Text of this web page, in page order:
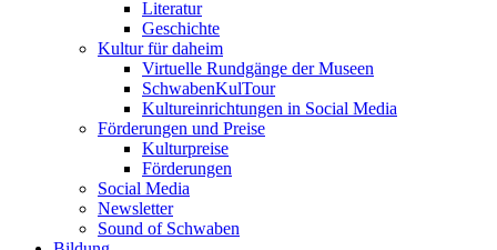
Literatur
Geschichte
Kultur für daheim
Virtuelle Rundgänge der Museen
SchwabenKulTour
Kultureinrichtungen in Social Media
Förderungen und Preise
Kulturpreise
Förderungen
Social Media
Newsletter
Sound of Schwaben